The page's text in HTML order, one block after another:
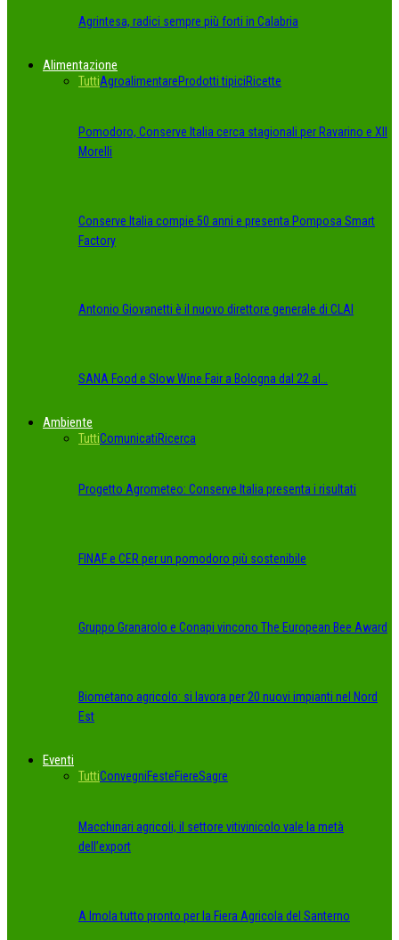
Agrintesa, radici sempre più forti in Calabria
Alimentazione
TuttiAgroalimentareProdotti tipiciRicette
Pomodoro, Conserve Italia cerca stagionali per Ravarino e XII
Morelli
Conserve Italia compie 50 anni e presenta Pomposa Smart
Factory
Antonio Giovanetti è il nuovo direttore generale di CLAI
SANA Food e Slow Wine Fair a Bologna dal 22 al…
Ambiente
TuttiComunicatiRicerca
Progetto Agrometeo: Conserve Italia presenta i risultati
FINAF e CER per un pomodoro più sostenibile
Gruppo Granarolo e Conapi vincono The European Bee Award
Biometano agricolo: si lavora per 20 nuovi impianti nel Nord
Est
Eventi
TuttiConvegniFesteFiereSagre
Macchinari agricoli, il settore vitivinicolo vale la metà
dell’export
A Imola tutto pronto per la Fiera Agricola del Santerno